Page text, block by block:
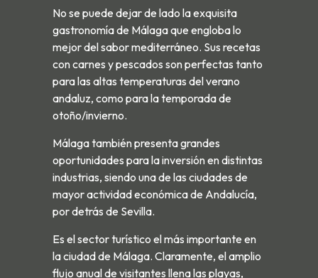
No se puede dejar de lado la exquisita
gastronomía de Málaga que engloba lo
mejor del sabor mediterráneo. Sus recetas
con carnes y pescados son perfectas tanto
para las altas temperaturas del verano
andaluz, como para la temporada de
otoño/invierno.
Málaga también presenta grandes
oportunidades para la inversión en distintas
industrias, siendo una de las ciudades de
mayor actividad económica de Andalucía,
por detrás de Sevilla.
Es el sector turístico el más importante en
la ciudad de Málaga. Claramente, el amplio
flujo anual de visitantes llena las playas,